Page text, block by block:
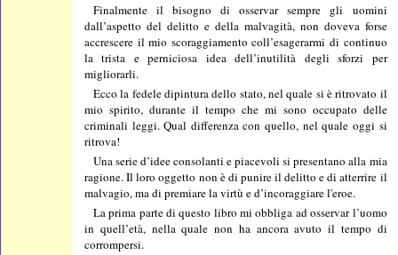
Finalmente il bisogno di osservar sempre gli uomini
dall’aspetto del delitto e della malvagità, non doveva forse
accrescere il mio scoraggiamento coll’esagerarmi di continuo
la trista e perniciosa idea dell’inutilità degli sforzi per
migliorarli.
Ecco la fedele dipintura dello stato, nel quale si è ritrovato il
mio spirito, durante il tempo che mi sono occupato delle
criminali leggi. Qual differenza con quello, nel quale oggi si
ritrova!
Una serie d’idee consolanti e piacevoli si presentano alla mia
ragione. Il loro oggetto non è di punire il delitto e di atterrire il
malvagio, ma di premiare la virtù e d’incoraggiare l'eroe.
La prima parte di questo libro mi obbliga ad osservar l’uomo
in quell’età, nella quale non ha ancora avuto il tempo di
corrompersi.